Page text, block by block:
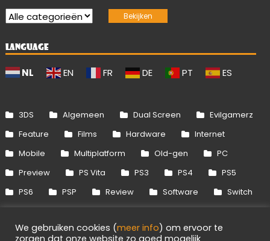
LANGUAGE
NL EN FR DE PT ES
3DS Algemeen Dual Screen
Evilgamerz
Feature
Films Hardware
Internet
Mobile
Multiplatform Old-gen
PC
Preview
PS Vita PS3 PS4
PS5
PS6
PSP Review Software
Switch
Xbox 360
Xbox One Xbox Series
We gebruiken cookies (meer info) om ervoor te
zorgen dat onze website zo goed mogelijk